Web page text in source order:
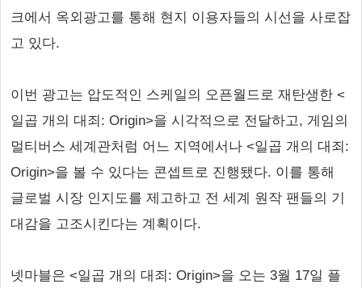
크에서 옥외광고를 통해 현지 이용자들의 시선을 사로잡
고 있다.
이번 광고는 압도적인 스케일의 오픈월드로 재탄생한 <
일곱 개의 대죄: Origin>을 시각적으로 전달하고, 게임의
멀티버스 세계관처럼 어느 지역에서나 <일곱 개의 대죄:
Origin>을 볼 수 있다는 콘셉트로 진행됐다. 이를 통해
글로벌 시장 인지도를 제고하고 전 세계 원작 팬들의 기
대감을 고조시킨다는 계획이다.
넷마블은 <일곱 개의 대죄: Origin>을 오는 3월 17일 플